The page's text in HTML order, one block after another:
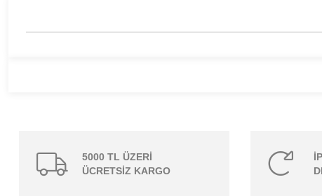
5000 TL ÜZERİ
ÜCRETSİZ KARGO